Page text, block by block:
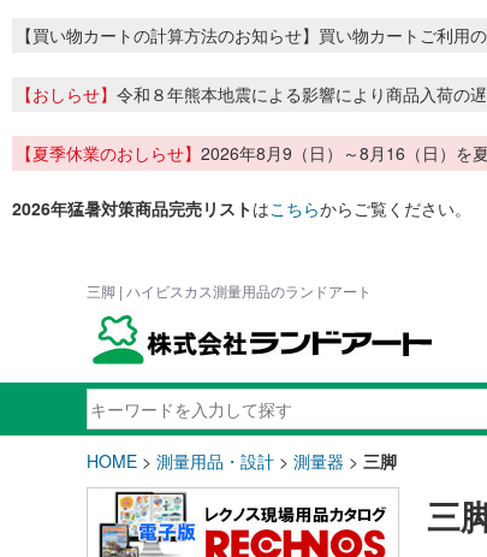
【買い物カートの計算方法のお知らせ】買い物カートご利用
【おしらせ】 令和８年熊本地震による影響により商品入荷の
【夏季休業のおしらせ】 2026年8月9（日）～8月16（日）を
2026年猛暑対策商品完売リストはこちらからご覧ください。
三脚 | ハイビスカス測量用品のランドアート
HOME > 測量用品・設計 > 測量器 > 三脚
三